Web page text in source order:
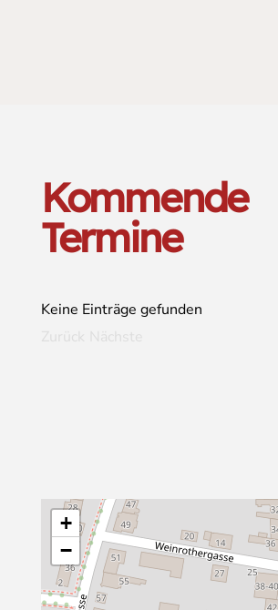
Kommende
Termine
Keine Einträge gefunden
+
−